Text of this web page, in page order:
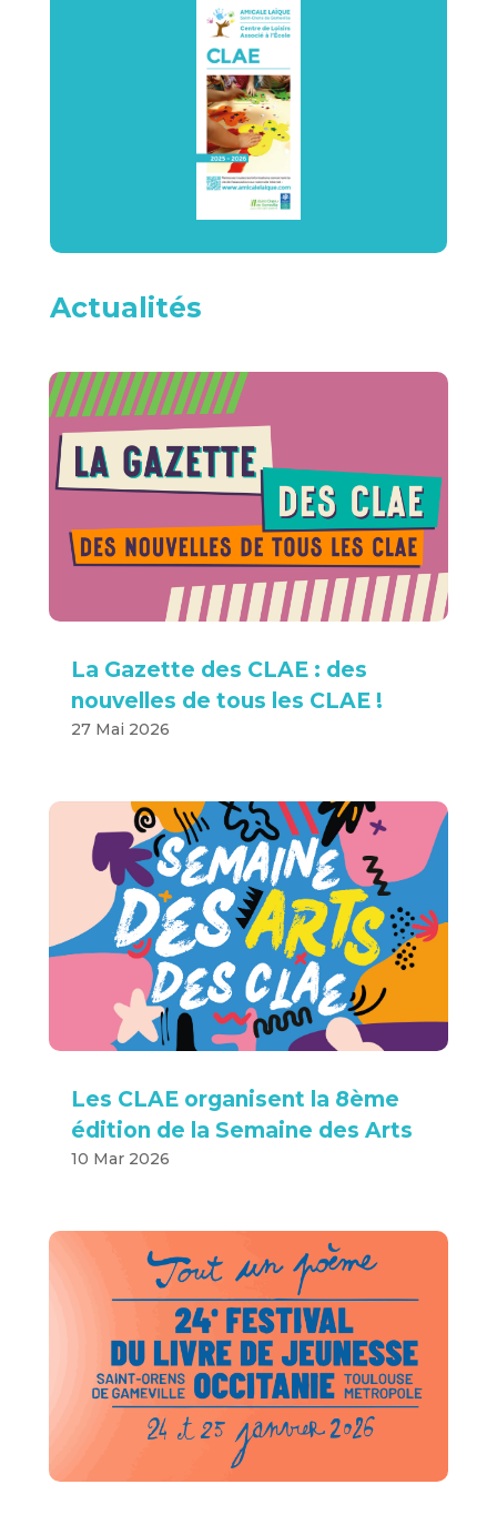
Actualités
La Gazette des CLAE : des
nouvelles de tous les CLAE !
27 Mai 2026
Les CLAE organisent la 8ème
édition de la Semaine des Arts
10 Mar 2026